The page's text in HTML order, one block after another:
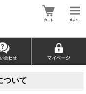
ついて